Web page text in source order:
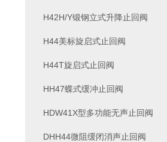
H42H/Y锻钢立式升降止回阀
H44美标旋启式止回阀
H44T旋启式止回阀
HH47蝶式缓冲止回阀
HDW41X型多功能无声止回阀
DHH44微阻缓闭消声止回阀